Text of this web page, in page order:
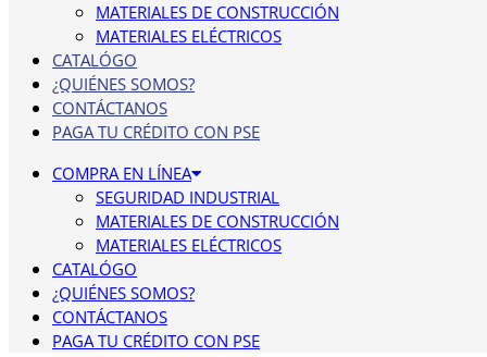
MATERIALES DE CONSTRUCCIÓN
MATERIALES ELÉCTRICOS
CATALÓGO
¿QUIÉNES SOMOS?
CONTÁCTANOS
PAGA TU CRÉDITO CON PSE
COMPRA EN LÍNEA
SEGURIDAD INDUSTRIAL
MATERIALES DE CONSTRUCCIÓN
MATERIALES ELÉCTRICOS
CATALÓGO
¿QUIÉNES SOMOS?
CONTÁCTANOS
PAGA TU CRÉDITO CON PSE